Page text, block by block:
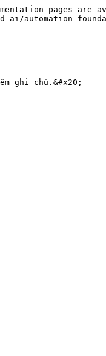
pages are
ai/automation-